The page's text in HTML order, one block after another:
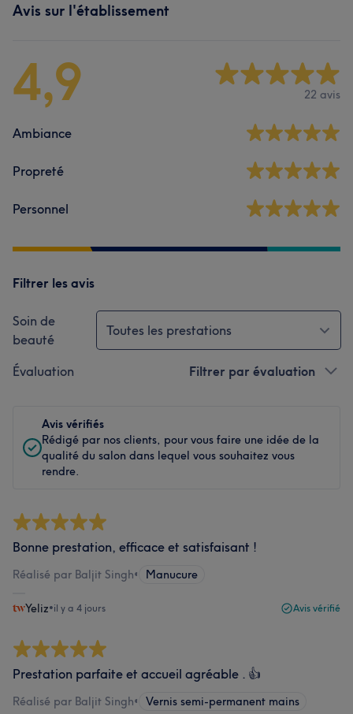
Avis sur l'établissement
4,9 22 avis
Ambiance
Propreté
Personnel
Filtrer les avis
Soin de
beauté
Toutes les prestations
Évaluation Filtrer par évaluation
Avis vérifiés
Rédigé par nos clients, pour vous faire une idée de la
qualité du salon dans lequel vous souhaitez vous
rendre.
Bonne prestation, efficace et satisfaisant !
Réalisé par Baljit Singh• Manucure
Yeliz•il y a 4 jours Avis vérifié
Prestation parfaite et accueil agréable . 👍
Réalisé par Baljit Singh• Vernis semi-permanent mains